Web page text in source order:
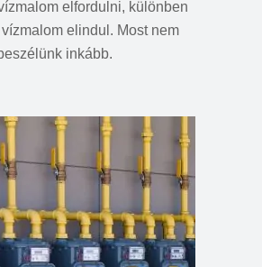
elfordulni, különben
elindul. Most nem
inkább.